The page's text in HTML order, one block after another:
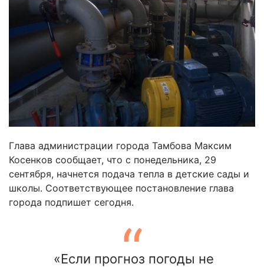
Глава администрации города Тамбова Максим
Косенков сообщает, что с понедельника, 29
сентября, начнется подача тепла в детские сады и
школы. Соответствующее постановление глава
города подпишет сегодня.
«Если прогноз погоды не